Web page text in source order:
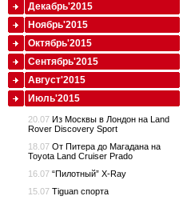
Декабрь'2015
Ноябрь'2015
Октябрь'2015
Сентябрь'2015
Август'2015
Июль'2015
20.07 Из Москвы в Лондон на Land
Rover Discovery Sport
18.07 От Питера до Магадана на
Toyota Land Cruiser Prado
16.07 “Пилотный” X-Ray
15.07 Tiguan спорта